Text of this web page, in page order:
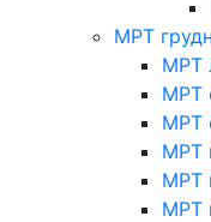
МРТ
МРТ
МРТ
МРТ
МРТ
МРТ
МРТ